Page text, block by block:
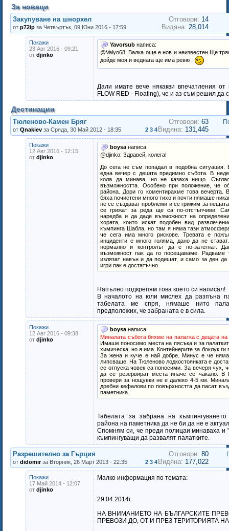
За новаци
Закупуване на шнорхел Отговори: 14
Видяна: 28,014
от p72ipза Четвъртък, 09 Юни 2016 - 17:59
Покажи
23 Авг 2016 - 09:21
от djinko
Yavorsub написа:
@Valyo68: Валка още е нов и неизвестен.Ще
дойде моя и веднага ще има ревю .
Дали имате вече някакви впечатления
FLOW RED - Floating), че и аз съм решил да
Дестинации
Тюленово-Камен Бряг Отговори: 63
Видяна: 131,445
от Qnakievза Сряда, 30 Май 2012 - 18:35 2 3 4
Покажи
12 Авг 2016 - 12:15
от djinko
boysa написа:
@djinko: Здравей, колега!
До сега не съм попадал в подобна ситуация.
една вечер с децата предимно събота. В
кола да минава, но не казаха нищо.
възможността. Особено при положение, че
района. Дори го коментирахме това вечерта.
бяха почистени много тихо и почти нямаше
не се създават проблеми и се грижим за
се грижат за реда ще са по-отстъпчиви.
наредба и да даде възможност на
хората, които искат подобен вид
къмпинга Шабла, но там я няма тази
че сега има много рискове. Тревата е
инциденти е много голяма, дано да не
нормално и контролът да е по-затегнат.
възможност пак да го посещаваме. Радваме
излязат навън и да подишат, и само за ден да
игри пак е достатъчно.
Напълно подкрепям това което си написал!
В началото на юли мислех да разпъна
табелата ме спря, нямаше нито
предположих, че забраната е в сила.
Покажи
12 Авг 2016 - 09:38
от djinko
boysa написа:
Миналата събота бяхме на палатка с децата на
Имаше поносимо места на пясъка и за
химическа, но я има. Контейнерите за боклук ги
За жена и куче е най добре. Минус е че
липсваше. На Тюленово лодкостоянката е
се отпуска човек са поносими. За вечеря чух,
да се резервират места иначе се чакало.
провери за нощувки не е далеко 4-5 км.
дребни кефалови по повърхността да пасат
паметника.
Табелата за забрана на
района на паметника да не би да не е
Спомням си, че преди полицаи минаваха и
къмпингуващи да развалят палатките.
Разрешително за Гърция Отговори: 80
Видяна: 177,022
от didomirза Вторник, 26 Март 2013 - 22:35 2 3 4
Покажи
17 Май 2014 - 12:07
от djinko
Малко информация по темата:
29.04.2014г.
НА ВНИМАНИЕТО НА БЪЛГАРСКИТЕ
ПРЕВОЗИ ДО, ОТ И ПРЕЗ ТЕРИТОРИЯТА